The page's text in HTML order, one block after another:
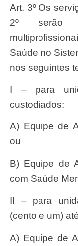
Art. 3º Os serviços de saúde de que trata o art.
2º serão
Saúde no
nos seguintes
I – para unidades com até 100 (cem)
custodiados:
a) Equipe de Atenção Básica Prisional tipo I;
ou
b) Equipe de Atenção Básica Prisional tipo I
com Saúde
II – para unidades que mantêm entre 101
(cento e um)
a) Equipe de Atenção Básica Prisional tipo II;